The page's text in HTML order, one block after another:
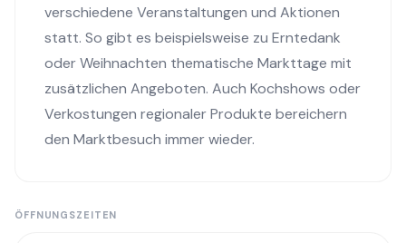
verschiedene Veranstaltungen und Aktionen
statt. So gibt es beispielsweise zu Erntedank
oder Weihnachten thematische Markttage mit
zusätzlichen Angeboten. Auch Kochshows oder
Verkostungen regionaler Produkte bereichern
den Marktbesuch immer wieder.
ÖFFNUNGSZEITEN